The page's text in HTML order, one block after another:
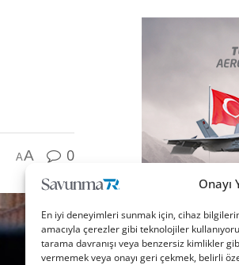
Onayı
En iyi deneyimleri sunmak için, cihaz
amacıyla çerezler gibi teknolojiler
tarama davranışı veya benzersiz kimlikler
vermemek veya onayı geri çekmek, belirli
AA 0